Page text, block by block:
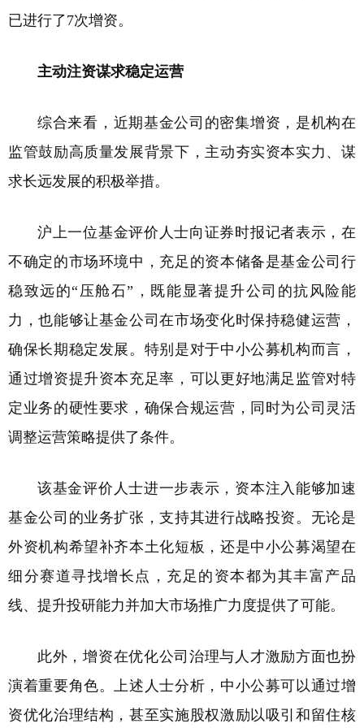
已进行了7次增资。
主动注资谋求稳定运营
综合来看，近期基金公司的密集增资，是机构在
监管鼓励高质量发展背景下，主动夯实资本实力、谋
求长远发展的积极举措。
沪上一位基金评价人士向证券时报记者表示，在
不确定的市场环境中，充足的资本储备是基金公司行
稳致远的“压舱石”，既能显著提升公司的抗风险能
力，也能够让基金公司在市场变化时保持稳健运营，
确保长期稳定发展。特别是对于中小公募机构而言，
通过增资提升资本充足率，可以更好地满足监管对特
定业务的硬性要求，确保合规运营，同时为公司灵活
调整运营策略提供了条件。
该基金评价人士进一步表示，资本注入能够加速
基金公司的业务扩张，支持其进行战略投资。无论是
外资机构希望补齐本土化短板，还是中小公募渴望在
细分赛道寻找增长点，充足的资本都为其丰富产品
线、提升投研能力并加大市场推广力度提供了可能。
此外，增资在优化公司治理与人才激励方面也扮
演着重要角色。上述人士分析，中小公募可以通过增
资优化治理结构，甚至实施股权激励以吸引和留住核